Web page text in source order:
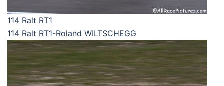
114 Ralt RT1
114 Ralt RT1-Roland WILTSCHEGG